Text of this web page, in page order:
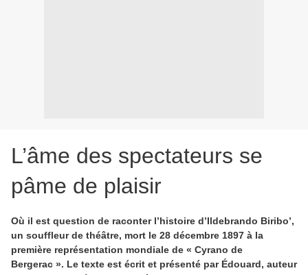
L’âme des spectateurs se
pâme de plaisir
Où il est question de raconter l’histoire d’Ildebrando Biribo’,
un souffleur de théâtre, mort le 28 décembre 1897 à la
première représentation mondiale de « Cyrano de
Bergerac ». Le texte est écrit et présenté par Édouard, auteur